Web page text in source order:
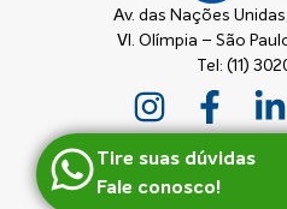
Av. das Nações
Vl. Olímpia – São
Tel: (11)
Tire suas dúvidas
Fale conosco!